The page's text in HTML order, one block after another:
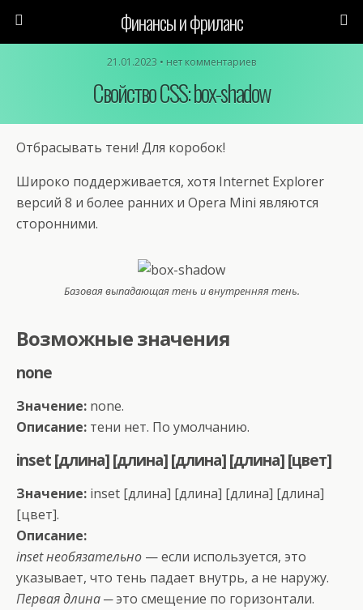
Финансы и фриланс
21.01.2023 • нет комментариев
Свойство CSS: box-shadow
Отбрасывать тени! Для коробок!
Широко поддерживается, хотя Internet Explorer
версий 8 и более ранних и Opera Mini являются
сторонними.
Базовая выпадающая тень и внутренняя тень.
Возможные значения
none
Значение: none.
Описание: тени нет. По умолчанию.
inset [длина] [длина] [длина] [длина] [цвет]
Значение: inset [длина] [длина] [длина] [длина]
[цвет].
Описание:
inset необязательно — если используется, это
указывает, что тень падает внутрь, а не наружу.
Первая длина─ это смещение по горизонтали.